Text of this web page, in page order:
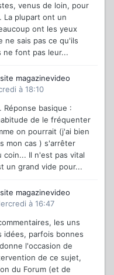
venus de loin, pour
La plupart ont un
ont les yeux
ne sais pas ce qu'ils
ne font pas leur...
magazinevideo
à 18:10
basique :
de le fréquenter
on pourrait (j'ai bien
mon cas ) s'arrêter
Il n'est pas vital
un grand vide pour...
magazinevideo
à 16:47
les uns
idées, parfois bonnes
l'occasion de
de ce sujet,
du Forum (et de